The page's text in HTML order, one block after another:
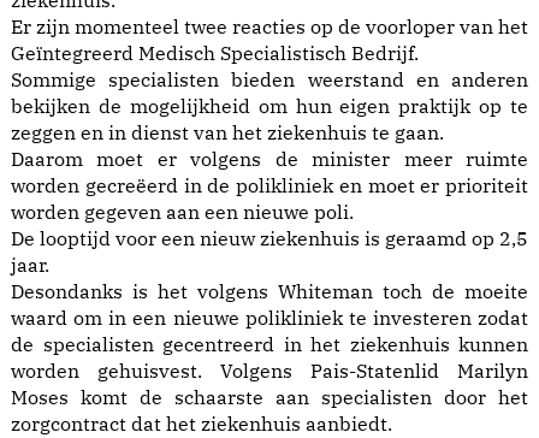
Er zijn momenteel twee reacties op de voorloper van het
Geïntegreerd Medisch Specialistisch Bedrijf.
Sommige specialisten bieden weerstand en anderen
bekijken de mogelijkheid om hun eigen praktijk op te
zeggen en in dienst van het ziekenhuis te gaan.
Daarom moet er volgens de minister meer ruimte
worden gecreëerd in de polikliniek en moet er prioriteit
worden gegeven aan een nieuwe poli.
De looptijd voor een nieuw ziekenhuis is geraamd op 2,5
jaar.
Desondanks is het volgens Whiteman toch de moeite
waard om in een nieuwe polikliniek te investeren zodat
de specialisten gecentreerd in het ziekenhuis kunnen
worden gehuisvest. Volgens Pais-Statenlid Marilyn
Moses komt de schaarste aan specialisten door het
zorgcontract dat het ziekenhuis aanbiedt.